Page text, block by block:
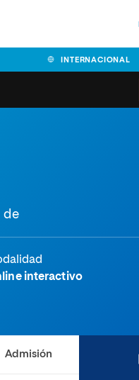
INTERNACIONAL
Salud
Facultad de Economía y
Empresa
Escuela Superior de Ingeniería
Facultad de Artes y Ciencias
Sociales
de
interactivo
Admisión